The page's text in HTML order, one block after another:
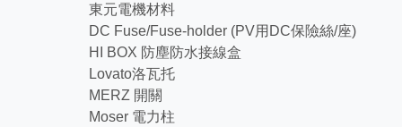
東元電機材料
DC Fuse/Fuse-holder (PV用DC保險絲/座)
HI BOX 防塵防水接線盒
Lovato洛瓦托
MERZ 開關
Moser 電力柱